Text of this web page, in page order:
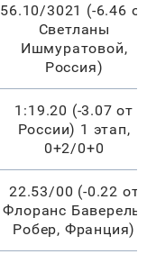
56.10/3021 (-6.46
Светланы
Ишмуратовой,
Россия)
1:19.20 (-3.07 от
России) 1 этап,
0+2/0+0
22.53/00 (-0.22 от
Флоранс Баверель-
Робер, Франция)